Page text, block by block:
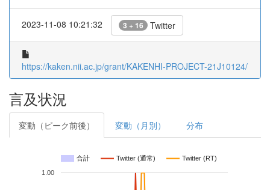
2023-11-08 10:21:32 3 + 16 Twitter
https://kaken.nii.ac.jp/grant/KAKENHI-PROJECT-21J10124/
言及状況
変動（ピーク前後） 変動（月別） 分布
合計 Twitter (通常) Twitter (RT)
1.00